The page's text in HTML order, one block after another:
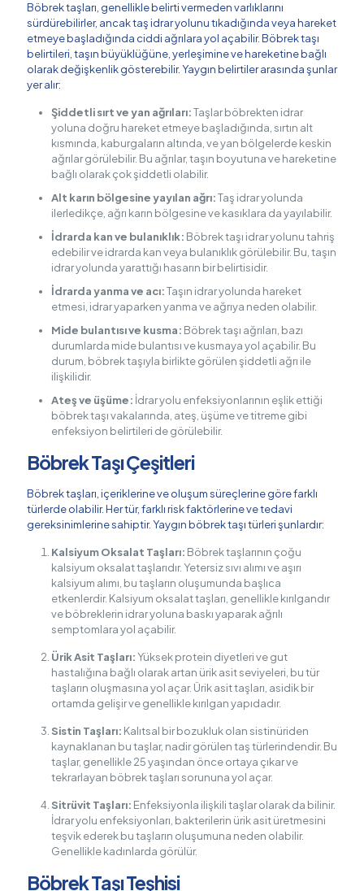
Böbrek taşları, genellikle belirti vermeden varlıklarını
sürdürebilirler, ancak taş idrar yolunu tıkadığında veya hareket
etmeye başladığında ciddi ağrılara yol açabilir. Böbrek taşı
belirtileri, taşın büyüklüğüne, yerleşimine ve hareketine bağlı
olarak değişkenlik gösterebilir. Yaygın belirtiler arasında şunlar
yer alır:
Şiddetli sırt ve yan ağrıları:Taşlar böbrekten idrar
yoluna doğru hareket etmeye başladığında, sırtın alt
kısmında, kaburgaların altında, ve yan bölgelerde keskin
ağrılar görülebilir. Bu ağrılar, taşın boyutuna ve hareketine
bağlı olarak çok şiddetli olabilir.
Alt karın bölgesine yayılan ağrı:Taş idrar yolunda
ilerledikçe, ağrı karın bölgesine ve kasıklara da yayılabilir.
İdrarda kan ve bulanıklık: Böbrek taşı idrar yolunu tahriş
edebilir ve idrarda kan veya bulanıklık görülebilir. Bu, taşın
idrar yolunda yarattığı hasarın bir belirtisidir.
İdrarda yanma ve acı:Taşın idrar yolunda hareket
etmesi, idrar yaparken yanma ve ağrıya neden olabilir.
Mide bulantısı ve kusma: Böbrek taşı ağrıları, bazı
durumlarda mide bulantısı ve kusmaya yol açabilir. Bu
durum, böbrek taşıyla birlikte görülen şiddetli ağrı ile
ilişkilidir.
Ateş ve üşüme: İdrar yolu enfeksiyonlarının eşlik ettiği
böbrek taşı vakalarında, ateş, üşüme ve titreme gibi
enfeksiyon belirtileri de görülebilir.
Böbrek Taşı Çeşitleri
Böbrek taşları, içeriklerine ve oluşum süreçlerine göre farklı
türlerde olabilir. Her tür, farklı risk faktörlerine ve tedavi
gereksinimlerine sahiptir. Yaygın böbrek taşı türleri şunlardır:
Kalsiyum Oksalat Taşları: Böbrek taşlarının çoğu
kalsiyum oksalat taşlarıdır. Yetersiz sıvı alımı ve aşırı
kalsiyum alımı, bu taşların oluşumunda başlıca
etkenlerdir. Kalsiyum oksalat taşları, genellikle kırılgandır
ve böbreklerin idrar yoluna baskı yaparak ağrılı
semptomlara yol açabilir.
Ürik Asit Taşları:Yüksek protein diyetleri ve gut
hastalığına bağlı olarak artan ürik asit seviyeleri, bu tür
taşların oluşmasına yol açar. Ürik asit taşları, asidik bir
ortamda gelişir ve genellikle kırılgan yapıdadır.
Sistin Taşları: Kalıtsal bir bozukluk olan sistinüriden
kaynaklanan bu taşlar, nadir görülen taş türlerindendir. Bu
taşlar, genellikle 25 yaşından önce ortaya çıkar ve
tekrarlayan böbrek taşları sorununa yol açar.
Sitrüvit Taşları: Enfeksiyonla ilişkili taşlar olarak da bilinir.
İdrar yolu enfeksiyonları, bakterilerin ürik asit üretmesini
teşvik ederek bu taşların oluşumuna neden olabilir.
Genellikle kadınlarda görülür.
Böbrek Taşı Teşhisi